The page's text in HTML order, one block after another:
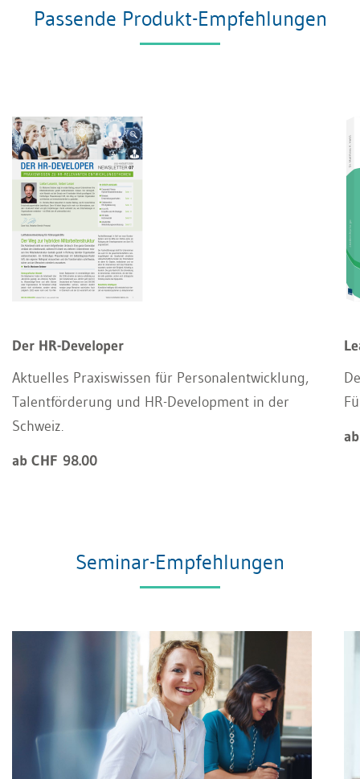
Passende Produkt-Empfehlungen
Der HR-Developer
Aktuelles Praxiswissen für Personalentwicklung,
Talentförderung und HR-Development in der
Schweiz.
ab CHF 98.00
Seminar-Empfehlungen